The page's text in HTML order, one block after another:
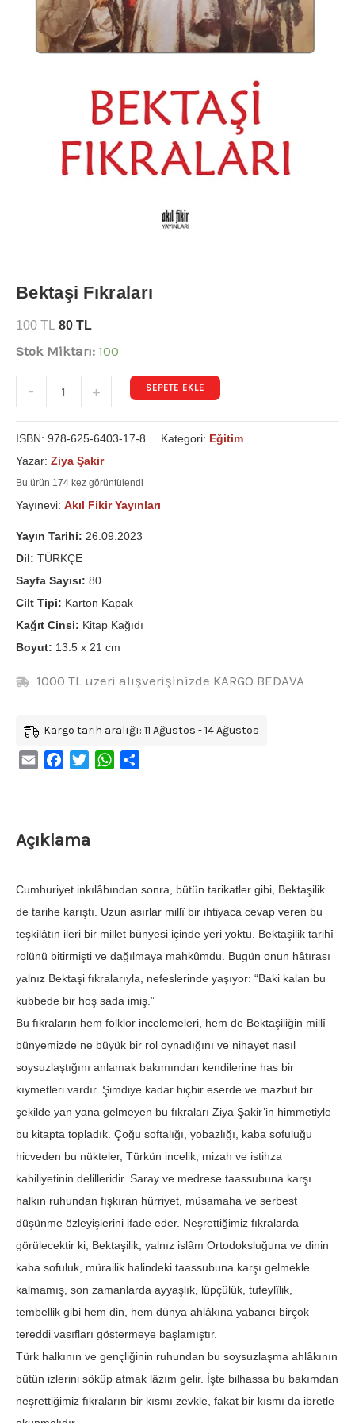
Bektaşi Fıkraları
100TL 80 TL
Stok Miktarı: 100
- + SEPETE EKLE
ISBN: 978-625-6403-17-8 Kategori: Eğitim
Yazar: Ziya Şakir
Bu ürün 174 kez görüntülendi
Yayınevi: Akıl Fikir Yayınları
Yayın Tarihi: 26.09.2023
Dil: TÜRKÇE
Sayfa Sayısı: 80
Cilt Tipi: Karton Kapak
Kağıt Cinsi: Kitap Kağıdı
Boyut: 13.5 x 21 cm
1000 TL üzeri alışverişinizde KARGO BEDAVA
Kargo tarih aralığı: 11 Ağustos - 14 Ağustos
Email FacebookTwitterWhatsApp
Açıklama
Cumhuriyet inkılâbından sonra, bütün tarikatler gibi, Bektaşilik
de tarihe karıştı. Uzun asırlar millî bir ihtiyaca cevap veren bu
teşkilâtın ileri bir millet bünyesi içinde yeri yoktu. Bektaşilik tarihî
rolünü bitirmişti ve dağılmaya mahkûmdu. Bugün onun hâtırası
yalnız Bektaşi fıkralarıyla, nefeslerinde yaşıyor: “Baki kalan bu
kubbede bir hoş sada imiş.”
Bu fıkraların hem folklor incelemeleri, hem de Bektaşiliğin millî
bünyemizde ne büyük bir rol oynadığını ve nihayet nasıl
soysuzlaştığını anlamak bakımından kendilerine has bir
kıymetleri vardır. Şimdiye kadar hiçbir eserde ve mazbut bir
şekilde yan yana gelmeyen bu fıkraları Ziya Şakir’in himmetiyle
bu kitapta topladık. Çoğu softalığı, yobazlığı, kaba sofuluğu
hicveden bu nükteler, Türkün incelik, mizah ve istihza
kabiliyetinin delilleridir. Saray ve medrese taassubuna karşı
halkın ruhundan fışkıran hürriyet, müsamaha ve serbest
düşünme özleyişlerini ifade eder. Neşrettiğimiz fıkralarda
görülecektir ki, Bektaşilik, yalnız islâm Ortodoksluğuna ve dinin
kaba sofuluk, mürailik halindeki taassubuna karşı gelmekle
kalmamış, son zamanlarda ayyaşlık, lüpçülük, tufeylîlik,
tembellik gibi hem din, hem dünya ahlâkına yabancı birçok
tereddi vasıfları göstermeye başlamıştır.
Türk halkının ve gençliğinin ruhundan bu soysuzlaşma ahlâkının
bütün izlerini söküp atmak lâzım gelir. İşte bilhassa bu bakımdan
neşrettiğimiz fıkraların bir kısmı zevkle, fakat bir kısmı da ibretle